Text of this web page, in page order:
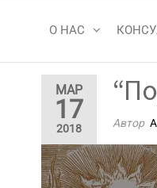
О НАС
МАР
17
2018 Автор